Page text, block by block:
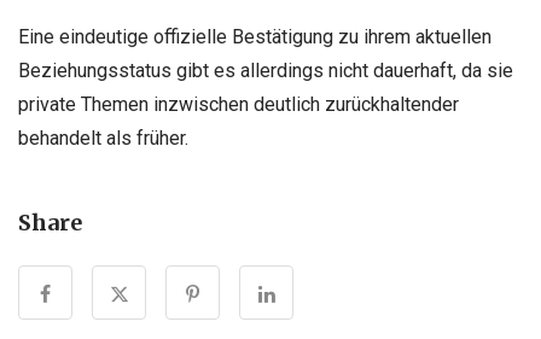
Eine eindeutige offizielle Bestätigung zu ihrem aktuellen
Beziehungsstatus gibt es allerdings nicht dauerhaft, da sie
private Themen inzwischen deutlich zurückhaltender
behandelt als früher.
Share